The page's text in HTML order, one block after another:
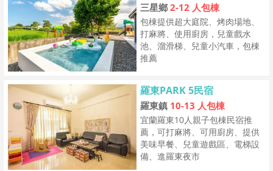
三星鄉 2-12 人包棟
包棟提供超大庭院、烤肉場地、
打麻將、使用廚房，兒童戲水
池、溜滑梯、兒童小汽車，包棟
推薦
羅東PARK 5民宿
羅東鎮 10-13 人包棟
宜蘭羅東10人親子包棟民宿推
薦，可打麻將、可用廚房、提供
美味早餐、兒童遊戲區、電梯設
備、進羅東夜市